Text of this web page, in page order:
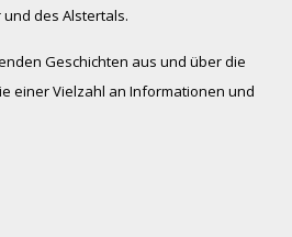
des Alstertals.
Geschichten aus und über die
einer Vielzahl an Informationen und